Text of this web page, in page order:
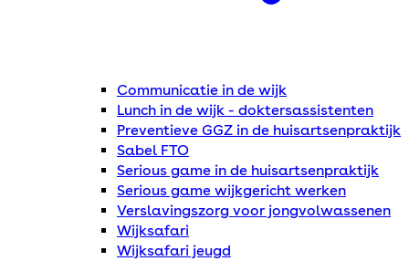
Communicatie in de wijk
Lunch in de wijk - doktersassistenten
Preventieve GGZ in de huisartsenpraktijk
Sabel FTO
Serious game in de huisartsenpraktijk
Serious game wijkgericht werken
Verslavingszorg voor jongvolwassenen
Wijksafari
Wijksafari jeugd